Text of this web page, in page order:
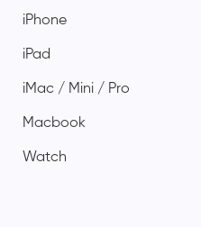
iPhone
iPad
iMac / Mini / Pro
Macbook
Watch